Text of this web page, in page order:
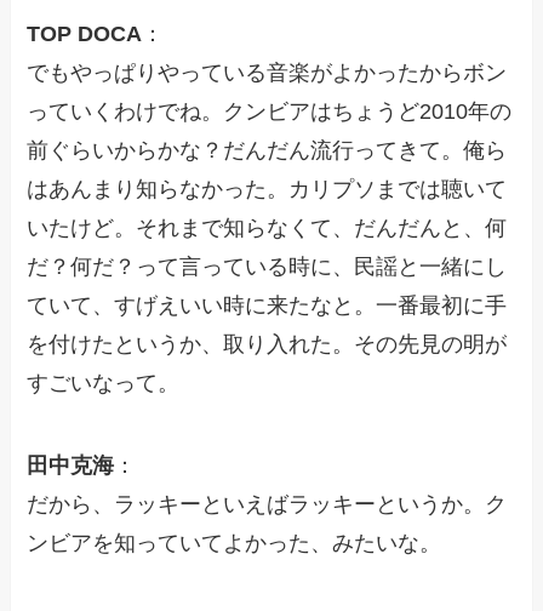
TOP DOCA ：
でもやっぱりやっている音楽がよかったからボン
っていくわけでね。クンビアはちょうど2010年の
前ぐらいからかな？だんだん流行ってきて。俺ら
はあんまり知らなかった。カリプソまでは聴いて
いたけど。それまで知らなくて、だんだんと、何
だ？何だ？って言っている時に、民謡と一緒にし
ていて、すげえいい時に来たなと。一番最初に手
を付けたというか、取り入れた。その先見の明が
すごいなって。
田中克海 ：
だから、ラッキーといえばラッキーというか。ク
ンビアを知っていてよかった、みたいな。